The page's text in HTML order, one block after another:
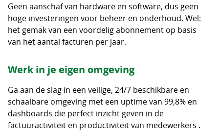
Geen aanschaf van hardware en software, dus geen
hoge investeringen voor beheer en onderhoud. Wel:
het gemak van een voordelig abonnement op basis
van het aantal facturen per jaar.
Werk in je eigen omgeving
Ga aan de slag in een veilige, 24/7 beschikbare en
schaalbare omgeving met een uptime van 99,8% en
dashboards die perfect inzicht geven in de
factuuractiviteit en productiviteit van medewerkers .